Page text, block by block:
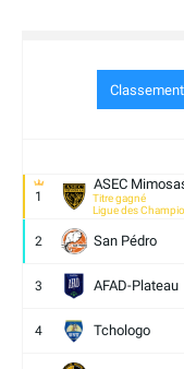
Classement
1
ASEC
Titre gagné
Ligue des
2 San Pédro
3 AFAD-Plateau
4 Tchologo